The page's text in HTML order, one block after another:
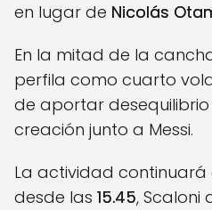
en lugar de Nicolás
En la mitad de la
perfila como cuarto
de aportar desequilibrio
creación junto a Messi.
La actividad continuará
desde las 15.45, Scaloni